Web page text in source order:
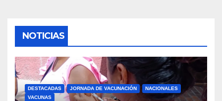
NOTICIAS
DESTACADAS JORNADA DE VACUNACIÓN
NACIONALES
VACUNAS